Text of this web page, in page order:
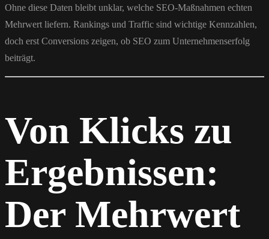
Ohne diese Daten bleibt unklar, welche SEO-Maßnahmen echten
Mehrwert liefern. Rankings und Traffic sind wichtige Kennzahlen,
doch erst Conversions zeigen, ob SEO zum Unternehmenserfolg
beiträgt.
Von Klicks zu
Ergebnissen:
Der Mehrwert